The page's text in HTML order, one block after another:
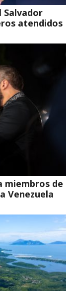
atendidos
miembros de
Venezuela